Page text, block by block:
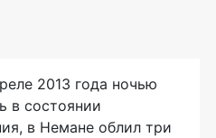
2013 года ночью
в состоянии
в Немане облил три